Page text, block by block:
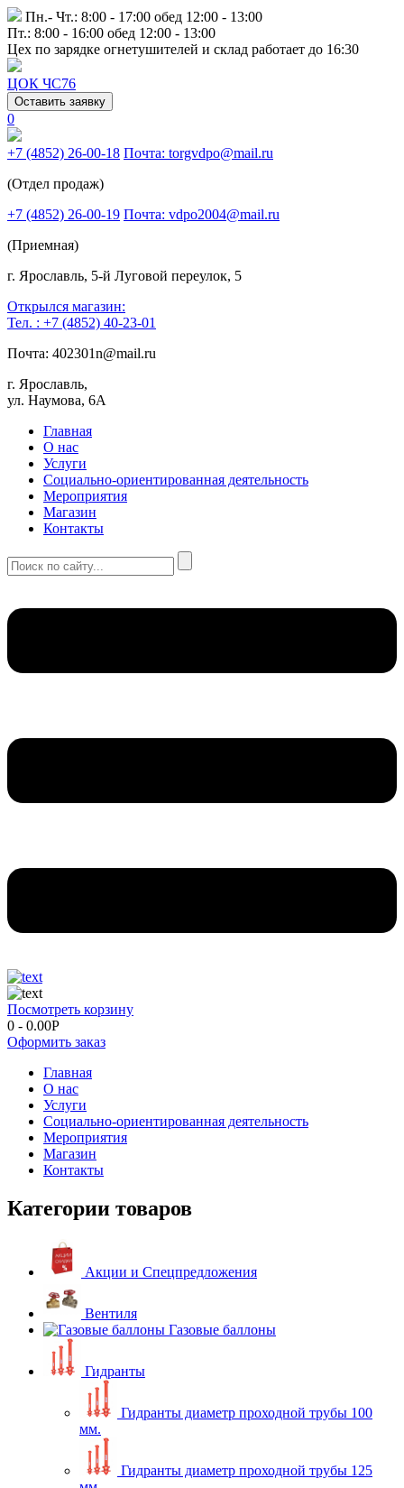
Пн.- Чт.: 8:00 - 17:00 обед 12:00 - 13:00
Пт.: 8:00 - 16:00 обед 12:00 - 13:00
Цех по зарядке огнетушителей и склад работает до 16:30
ЦОК ЧС76
Оставить заявку
0
+7 (4852) 26-00-18 Почта: torgvdpo@mail.ru
(Отдел продаж)
+7 (4852) 26-00-19 Почта: vdpo2004@mail.ru
(Приемная)
г. Ярославль, 5-й Луговой переулок, 5
Открылся магазин:
Тел. : +7 (4852) 40-23-01
Почта: 402301n@mail.ru
г. Ярославль,
ул. Наумова, 6А
Главная
О нас
Услуги
Социально-ориентированная деятельность
Мероприятия
Магазин
Контакты
Посмотреть корзину
0 - 0.00Р
Оформить заказ
Главная
О нас
Услуги
Социально-ориентированная деятельность
Мероприятия
Магазин
Контакты
Категории товаров
Акции и Спецпредложения
Вентиля
Газовые баллоны
Гидранты
Гидранты диаметр проходной трубы 100
мм.
Гидранты диаметр проходной трубы 125